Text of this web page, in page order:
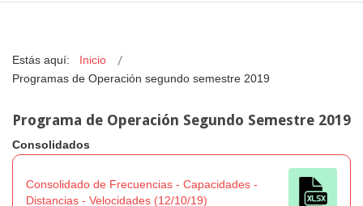
Estás aquí:
Inicio
Programas de Operación segundo semestre 2019
Programa de Operación Segundo Semestre 2019
Consolidados
Consolidado de Frecuencias - Capacidades -
Distancias - Velocidades (12/10/19)